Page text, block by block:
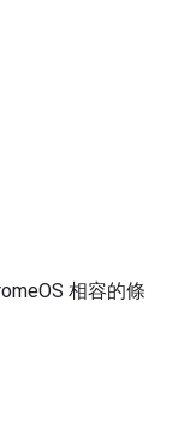
相容的條